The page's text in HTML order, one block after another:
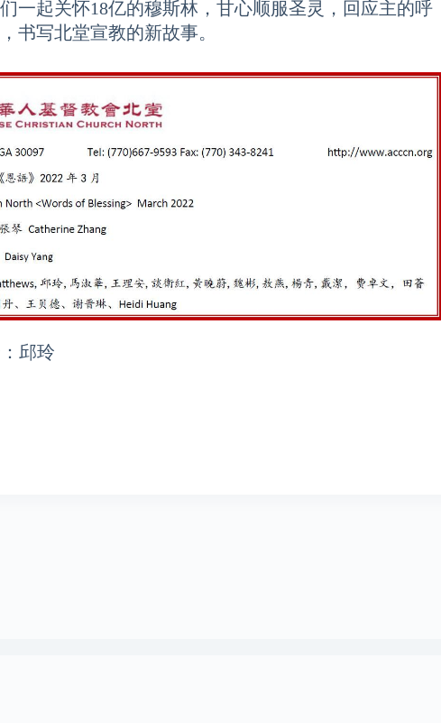
一起关怀18亿的穆斯林，甘心顺服圣灵，回应主的呼
书写北堂宣教的新故事。
邱玲